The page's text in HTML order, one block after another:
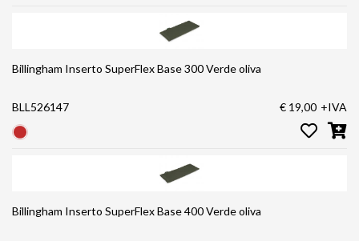
Billingham Inserto SuperFlex Base 300 Verde oliva
BLL526147 € 19,00 +IVA
Billingham Inserto SuperFlex Base 400 Verde oliva